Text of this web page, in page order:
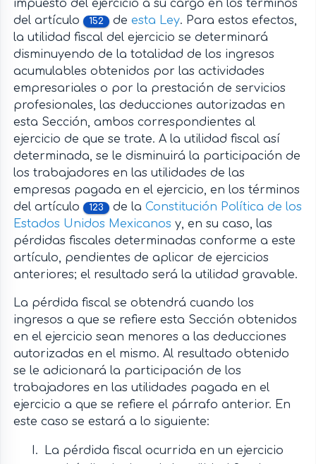
impuesto del ejercicio a su cargo en los términos
del artículo
152 de esta Ley. Para estos efectos,
la utilidad fiscal del ejercicio se determinará
disminuyendo de la totalidad de los ingresos
acumulables obtenidos por las actividades
empresariales o por la prestación de servicios
profesionales, las deducciones autorizadas en
esta Sección, ambos correspondientes al
ejercicio de que se trate. A la utilidad fiscal así
determinada, se le disminuirá la participación de
los trabajadores en las utilidades de las
empresas pagada en el ejercicio, en los términos
del artículo
123 de la Constitución Política de los
Estados Unidos Mexicanos y, en su caso, las
pérdidas fiscales determinadas conforme a este
artículo, pendientes de aplicar de ejercicios
anteriores; el resultado será la utilidad gravable.
La pérdida fiscal se obtendrá cuando los
ingresos a que se refiere esta Sección obtenidos
en el ejercicio sean menores a las deducciones
autorizadas en el mismo. Al resultado obtenido
se le adicionará la participación de los
trabajadores en las utilidades pagada en el
ejercicio a que se refiere el párrafo anterior. En
este caso se estará a lo siguiente:
La pérdida fiscal ocurrida en un ejercicio